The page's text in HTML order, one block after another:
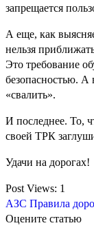
запрещается
А еще, как
нельзя
Это требование
безопасностью. А
«свалить».
И последнее. То,
своей ТРК
Удачи на дорогах!
Post Views: 1
АЗС Правила
Оцените статью